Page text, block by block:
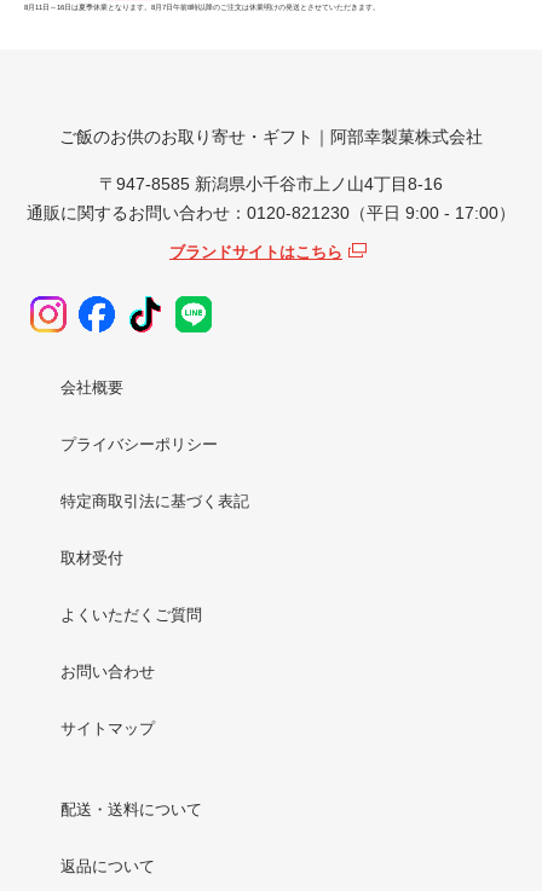
8月11日～16日は夏季休業となります。8月7日午前8時以降のご注文は休業明けの発送とさせていただきます。
ご飯のお供のお取り寄せ・ギフト｜阿部幸製菓株式会社
〒947-8585 新潟県小千谷市上ノ山4丁目8-16
通販に関するお問い合わせ：0120-821230（平日 9:00 - 17:00）
ブランドサイトはこちら
会社概要
プライバシーポリシー
特定商取引法に基づく表記
取材受付
よくいただくご質問
お問い合わせ
サイトマップ
配送・送料について
返品について